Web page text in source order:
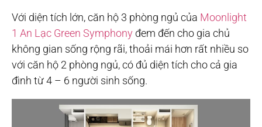
Với diện tích lớn, căn hộ 3 phòng ngủ của Moonlight
1 An Lạc Green Symphony đem đến cho gia chủ
không gian sống rộng rãi, thoải mái hơn rất nhiều so
với căn hộ 2 phòng ngủ, có đủ diện tích cho cả gia
đình từ 4 – 6 người sinh sống.